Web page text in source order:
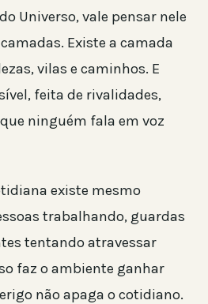
Universo, vale pensar nele
Existe a camada
vilas e caminhos. E
feita de rivalidades,
ninguém fala em voz
existe mesmo
trabalhando, guardas
tentando atravessar
faz o ambiente ganhar
não apaga o cotidiano.